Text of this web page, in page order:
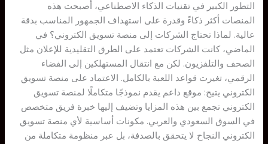
التطور الكبير في تقنيات الذكاء الاصطناعي، أصبحت هذه
المنصات أكثر ذكاءً وقدرة على استهداف الجمهور المناسب بدقة
عالية. لماذا تحتاج الشركات إلى منصة تسويق الكتروني؟ في
الماضي، كانت الشركات تعتمد على الطرق التقليدية للإعلان مثل
الصحف والتلفزيون. لكن مع انتقال المستهلكين إلى الفضاء
الرقمي، تغيرت قواعد اللعبة بالكامل. الاعتماد على منصة تسويق
الكتروني يتيح: موقع داعم يقدم نموذجًا متكاملًا لمنصة تسويق
الكتروني تجمع بين هذه المزايا وتضيف إليها خبرة فريق متخصص
في السوق السعودي والعربي. مكونات أساسية لأي منصة تسويق
الكتروني النجاح لا يتحقق بالصدفة، بل عبر منظومة متكاملة من